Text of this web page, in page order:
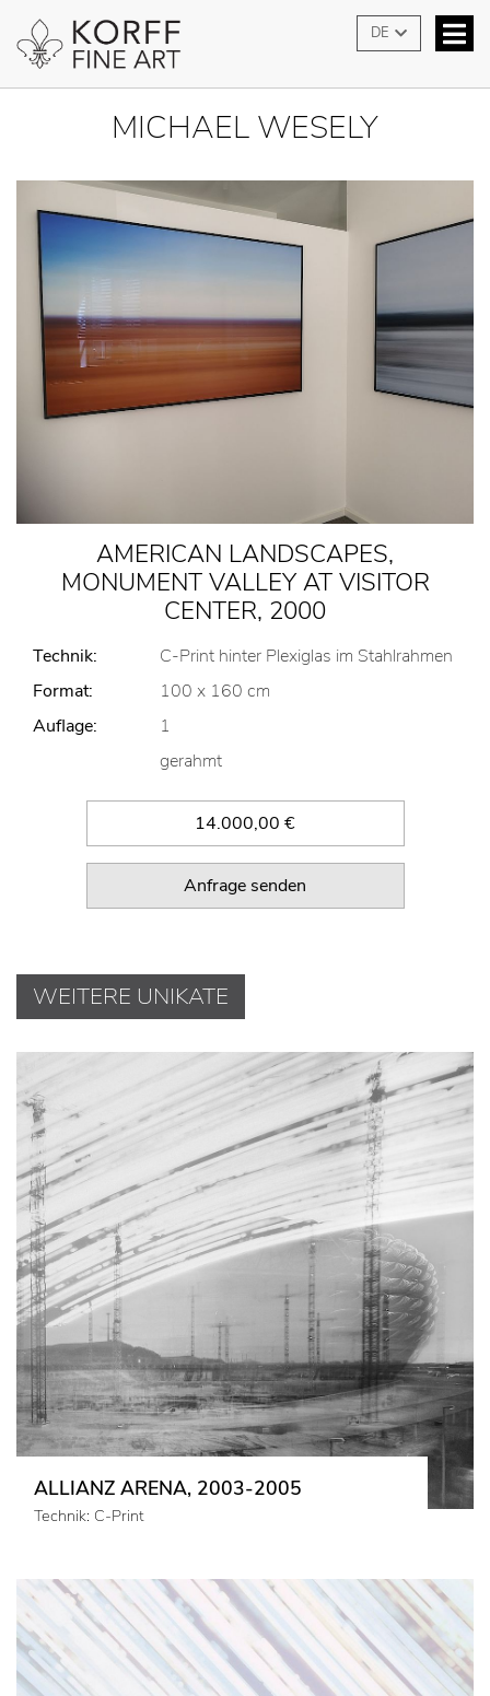
DE
MICHAEL WESELY
AMERICAN LANDSCAPES,
MONUMENT VALLEY AT VISITOR
CENTER, 2000
Technik:
C-Print hinter Plexiglas im Stahlrahmen
Format:
100 x 160 cm
Auflage:
1
gerahmt
14.000,00 €
Anfrage senden
WEITERE UNIKATE
ALLIANZ ARENA, 2003-2005
Technik: C-Print